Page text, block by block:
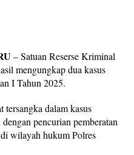
– Satuan Reserse Kriminal
mengungkap dua kasus
I Tahun 2025.
tersangka dalam kasus
pencurian pemberatan
wilayah hukum Polres